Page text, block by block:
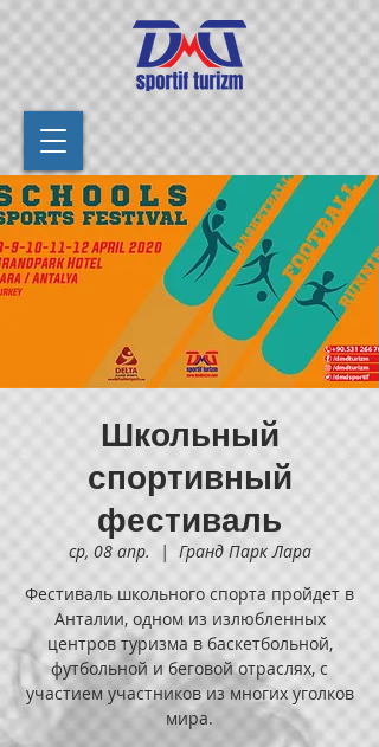
Школьный
спортивный
фестиваль
ср, 08 апр.
  |
Гранд Парк Лара
Фестиваль школьного спорта пройдет в
Анталии, одном из излюбленных
центров туризма в баскетбольной,
футбольной и беговой отраслях, с
участием участников из многих уголков
мира.